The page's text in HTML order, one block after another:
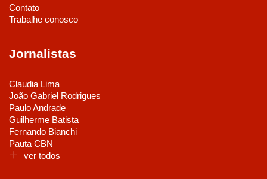
Contato
Trabalhe conosco
Jornalistas
Claudia Lima
João Gabriel Rodrigues
Paulo Andrade
Guilherme Batista
Fernando Bianchi
Pauta CBN
ver todos